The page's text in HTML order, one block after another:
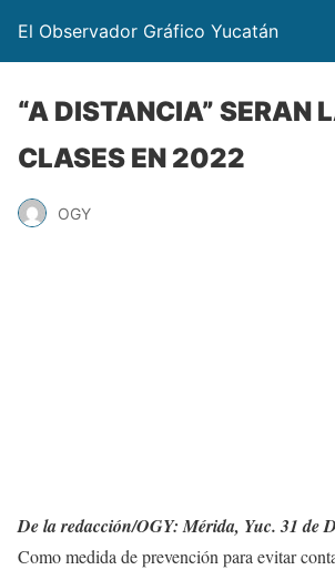
El Observador Gráfico Yucatán
“A DISTANCIA” SERAN
CLASES EN 2022
OGY
De la redacción/OGY: Mérida, Yuc. 31 de
Como medida de prevención para evitar